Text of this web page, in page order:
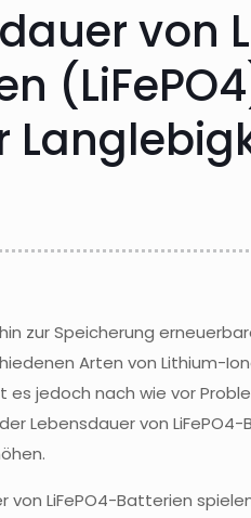
von
zur Speicherung
Arten von Lithium-
es jedoch nach wie vor
Lebensdauer von
LiFePO4-Batterien